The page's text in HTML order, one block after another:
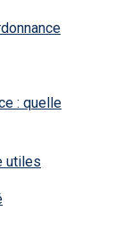
: quelle
utiles